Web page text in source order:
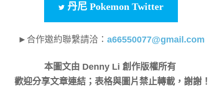
丹尼 Pokemon Twitter
►合作邀約聯繫請洽： a66550077@gmail.com
本圖文由 Denny Li 創作版權所有
歡迎分享文章連結；表格與圖片禁止轉載，謝謝！